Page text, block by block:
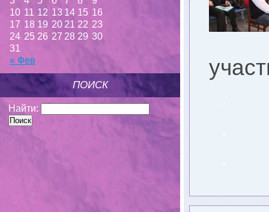
« Фев
10 11 12 13 14 15 16
17 18 19 20 21 22 23
24 25 26 27 28 29 30
31
ПОИСК
Найти: